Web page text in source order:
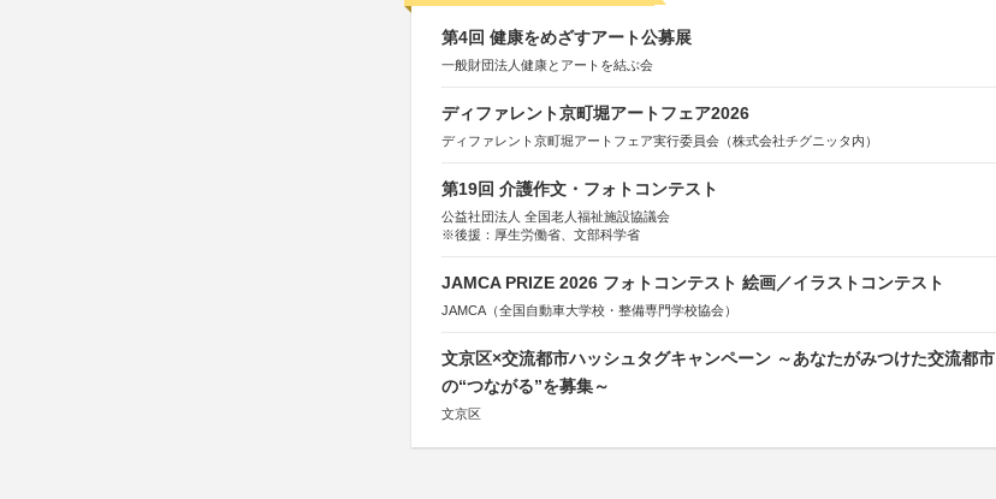
第4回 健康をめざすアート公募展
一般財団法人健康とアートを結ぶ会
ディファレント京町堀アートフェア2026
ディファレント京町堀アートフェア実行委員会（株式会社チグニッタ内）
第19回 介護作文・フォトコンテスト
公益社団法人 全国老人福祉施設協議会
※後援：厚生労働省、文部科学省
JAMCA PRIZE 2026 フォトコンテスト 絵画／イラストコンテスト
JAMCA（全国自動車大学校・整備専門学校協会）
文京区×交流都市ハッシュタグキャンペーン ～あなたがみつけた交流都市
の“つながる”を募集～
文京区